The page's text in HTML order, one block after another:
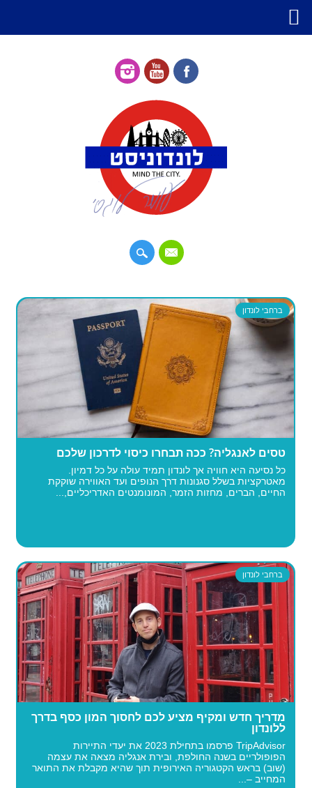
לתוכןברחבי לונדון
טסים לאנגליה? ככה תבחרו כיסוי לדרכון שלכם
כל נסיעה היא חוויה אך לונדון תמיד עולה על כל דמיון.
מאטרקציות בשלל סגנונות דרך הנופים ועד האווירה שוקקת
החיים, הברים, מחזות הזמר, המונומנטים האדריכליים,...
ברחבי לונדון
מדריך חדש ומקיף מציע לכם לחסוך המון כסף בדרך
ללונדון
TripAdvisor פרסמו בתחילת 2023 את יעדי התיירות
הפופולריים בשנה החולפת, ובירת אנגליה מצאה את עצמה
(שוב) בראש הקטגוריה האירופית תוך שהיא מקבלת את התואר
המחייב –...